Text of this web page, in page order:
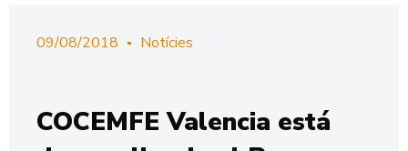
09/08/2018 Notícies
COCEMFE Valencia está